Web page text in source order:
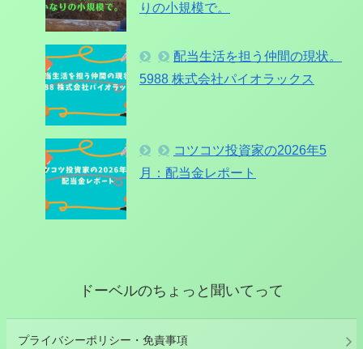
りの小規模で。
配当生活を担う仲間の現状。
5988 株式会社パイオラックス
コツコツ投資家の2026年5
月：配当金レポート
ドーベルのちょっと聞いてって
プライバシーポリシー・免責事項